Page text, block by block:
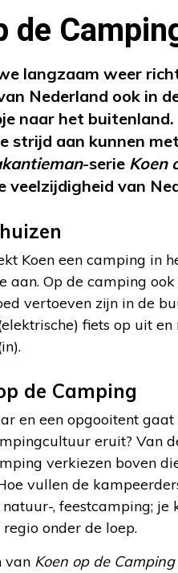
de
langzaam weer
Nederland ook in
naar het
strijd aan kunnen
-serie Koen
veelzijdigheid van
Koen een camping in
aan. Op de camping
vertoeven zijn in de
fiets op uit
de Camping
en een opgooitent
eruit? Van
verkiezen boven
vullen de
, feestcamping;
onder de loep.
van Koen op de Camping